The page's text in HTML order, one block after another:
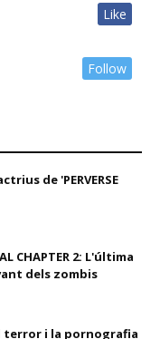
Like
Follow
de 'PERVERSE
CHAPTER 2: L'última
dels zombis
terror i la pornografia